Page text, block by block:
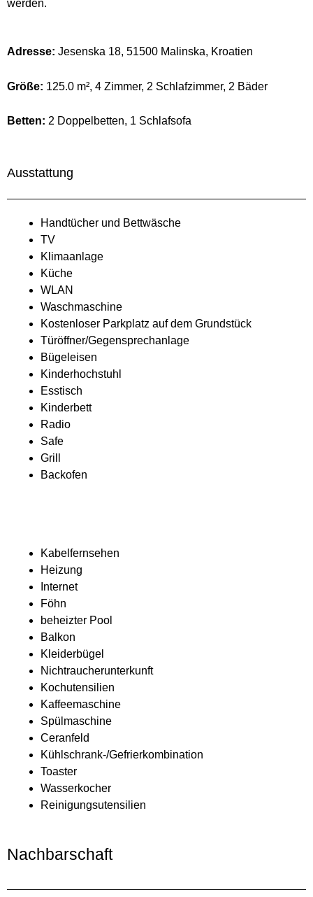
werden.
Adresse: Jesenska 18, 51500 Malinska, Kroatien
Größe: 125.0 m², 4 Zimmer, 2 Schlafzimmer, 2 Bäder
Betten: 2 Doppelbetten, 1 Schlafsofa
Ausstattung
Handtücher und Bettwäsche
TV
Klimaanlage
Küche
WLAN
Waschmaschine
Kostenloser Parkplatz auf dem Grundstück
Türöffner/Gegensprechanlage
Bügeleisen
Kinderhochstuhl
Esstisch
Kinderbett
Radio
Safe
Grill
Backofen
Kabelfernsehen
Heizung
Internet
Föhn
beheizter Pool
Balkon
Kleiderbügel
Nichtraucherunterkunft
Kochutensilien
Kaffeemaschine
Spülmaschine
Ceranfeld
Kühlschrank-/Gefrierkombination
Toaster
Wasserkocher
Reinigungsutensilien
Nachbarschaft